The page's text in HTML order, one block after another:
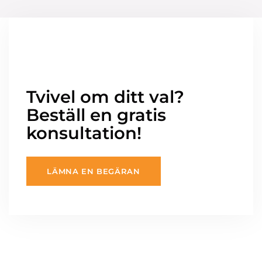
Tvivel om ditt val?
Beställ en gratis
konsultation!
LÄMNA EN BEGÄRAN